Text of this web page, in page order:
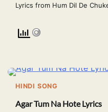
Lyrics from Hum Dil De
HINDI SONG
Agar Tum Na Hote Lyrics